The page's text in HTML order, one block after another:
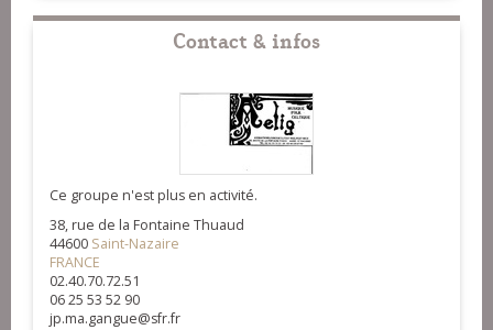
08-suite de loudéac - rond
10-suite de loudéac - riquegnée
11-suite de loudéac - rond
Contact & infos
Ce groupe n'est plus en activité.
38, rue de la Fontaine Thuaud
44600 Saint-Nazaire
FRANCE
02.40.70.72.51
06 25 53 52 90
jp.ma.gangue@sfr.fr